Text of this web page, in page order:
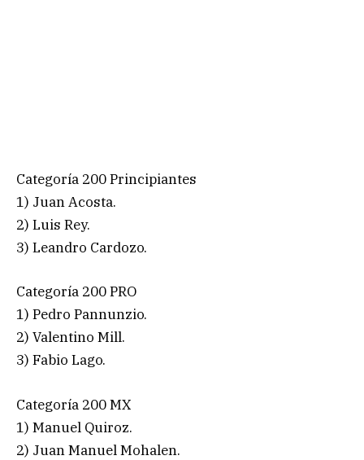
Categoría 200 Principiantes
1) Juan Acosta.
2) Luis Rey.
3) Leandro Cardozo.
Categoría 200 PRO
1) Pedro Pannunzio.
2) Valentino Mill.
3) Fabio Lago.
Categoría 200 MX
1) Manuel Quiroz.
2) Juan Manuel Mohalen.